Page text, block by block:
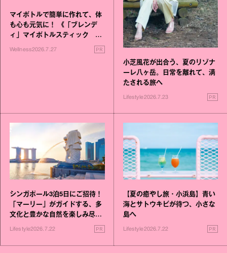
マイボトルで簡単に作れて、体
も心も元気に！ 《「ブレンデ
ィ」マイボトルスティック い
いこと毎日》シリーズが誕生
Wellness2026.7.27 PR
小芝風花が出合う、夏のリゾナ
ーレ八ヶ岳。日常を離れて、満
たされる旅へ
Lifestyle2026.7.23 PR
シンガポール3泊5日にご招待！
「マーリー」がガイドする、多
文化と豊かな自然を楽しみ尽く
Lifestyle2026.7.22 PR
【夏の癒やし旅・小浜島】青い
海とサトウキビが待つ、小さな
島へ
Lifestyle2026.7.22 PR